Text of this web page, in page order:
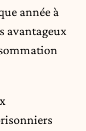
année à
avantageux